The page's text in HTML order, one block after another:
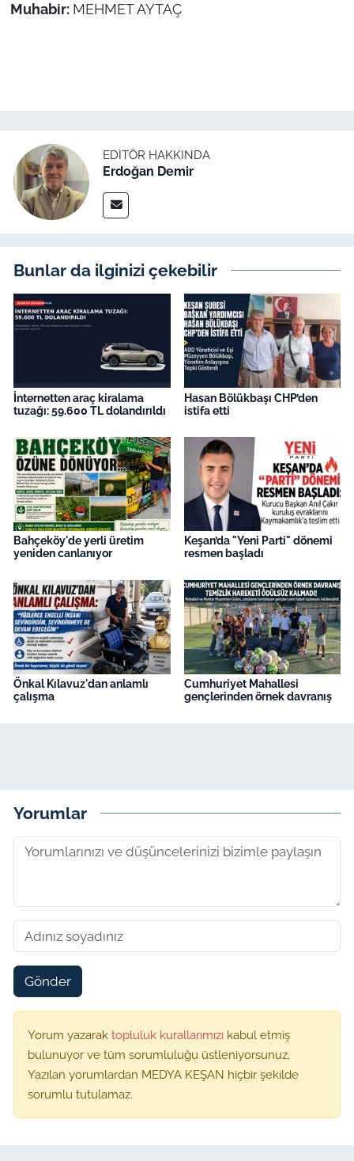
Muhabir: MEHMET AYTAÇ
EDITÖR HAKKINDA
Erdoğan Demir
Bunlar da ilginizi çekebilir
İnternetten araç kiralama
tuzağı: 59.600 TL dolandırıldı
Hasan Bölükbaşı CHP’den
istifa etti
Bahçeköy'de yerli üretim
yeniden canlanıyor
Keşan’da "Yeni Parti" dönemi
resmen başladı
Önkal Kılavuz'dan anlamlı
çalışma
Cumhuriyet Mahallesi
gençlerinden örnek davranış
Yorumlar
Gönder
Yorum yazarak topluluk kurallarımızı kabul etmiş
bulunuyor ve tüm sorumluluğu üstleniyorsunuz.
Yazılan yorumlardan MEDYA KEŞAN hiçbir şekilde
sorumlu tutulamaz.